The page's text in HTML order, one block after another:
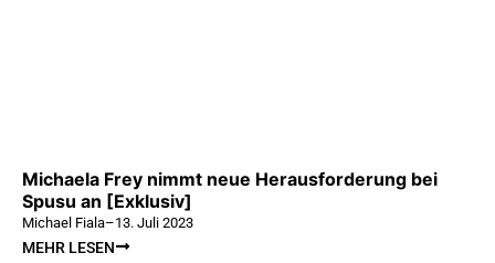
Michaela Frey nimmt neue Herausforderung bei
Spusu an [Exklusiv]
Michael Fiala–13. Juli 2023
MEHR LESEN